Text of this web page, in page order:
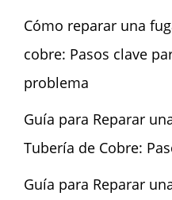
Cómo reparar una
cobre: Pasos clave
problema
Guía para Reparar
Tubería de Cobre:
Guía para Reparar